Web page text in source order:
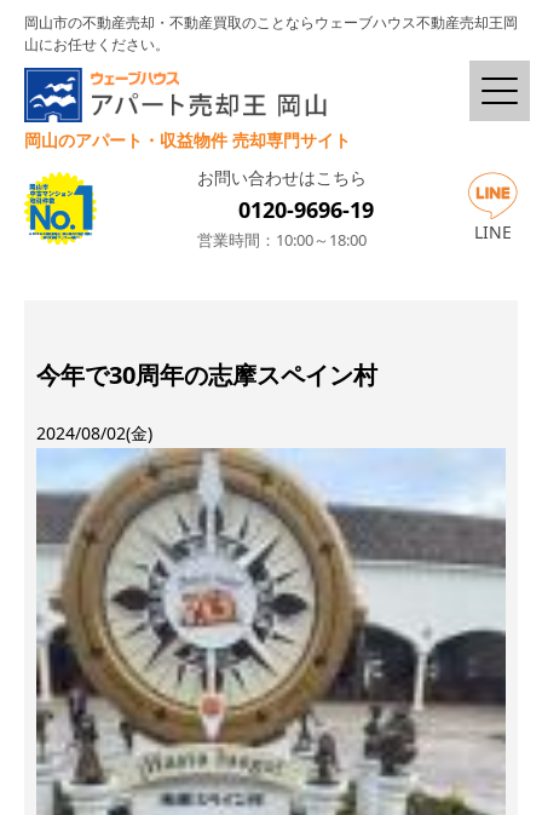
岡山市の不動産売却・不動産買取のことならウェーブハウス不動産売却王岡
山にお任せください。
岡山のアパート・収益物件 売却専門サイト
お問い合わせはこちら
0120-9696-19
営業時間：10:00～18:00 LINE
今年で30周年の志摩スペイン村
2024/08/02(金)